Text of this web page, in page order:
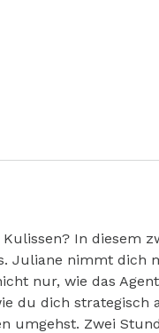
In diesem
Juliane nimmt dich
nur, wie das
du dich strategisch
umgehst. Zwei